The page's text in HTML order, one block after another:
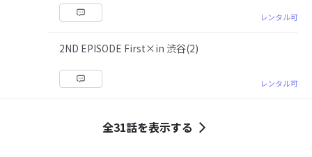
レンタル可
2ND EPISODE First×in 渋谷(2)
レンタル可
全31話を表示する